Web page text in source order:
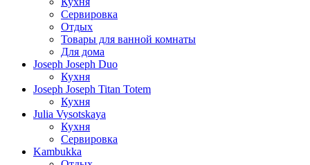
Сервировка
Отдых
Товары для ванной комнаты
Для дома
Joseph Joseph Duo
Кухня
Joseph Joseph Titan Totem
Кухня
Julia Vysotskaya
Кухня
Сервировка
Kambukka